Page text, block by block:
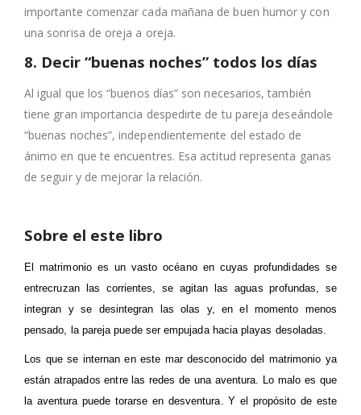
importante comenzar cada mañana de buen humor y con
una sonrisa de oreja a oreja.
8. Decir “buenas noches” todos los días
Al igual que los “buenos días” son necesarios, también
tiene gran importancia despedirte de tu pareja deseándole
“buenas noches”, independientemente del estado de
ánimo en que te encuentres. Esa actitud representa ganas
de seguir y de mejorar la relación.
Sobre el este libro
El matrimonio es un vasto océano en cuyas profundidades se
entrecruzan las corrientes, se agitan las aguas profundas, se
integran y se desintegran las olas y, en el momento menos
pensado, la pareja puede ser empujada hacia playas desoladas.
Los que se internan en este mar desconocido del matrimonio ya
están atrapados entre las redes de una aventura. Lo malo es que
la aventura puede torarse en desventura. Y el propósito de este